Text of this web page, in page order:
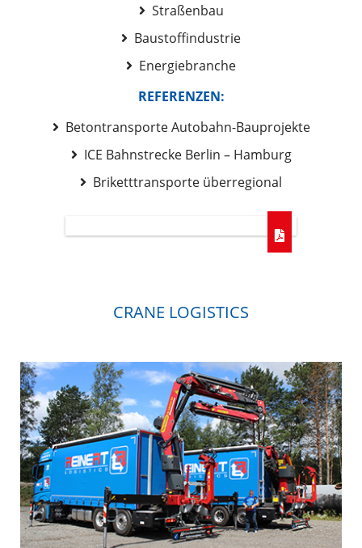
Straßenbau
Baustoffindustrie
Energiebranche
REFERENZEN:
Betontransporte Autobahn-Bauprojekte
ICE Bahnstrecke Berlin – Hamburg
Briketttransporte überregional
CRANE LOGISTICS